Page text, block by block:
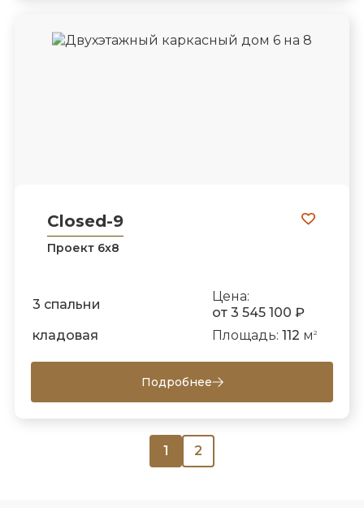
Closed-9
Проект 6х8
3 спальни
Цена:
от 3 545 100 ₽
кладовая
Площадь: 112 м 2
Подробнее
1 2